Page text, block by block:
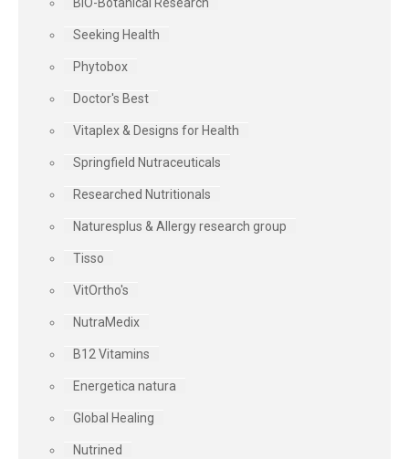
Seeking Health
Phytobox
Doctor's Best
Vitaplex & Designs for Health
Springfield Nutraceuticals
Researched Nutritionals
Naturesplus & Allergy research group
Tisso
VitOrtho's
NutraMedix
B12 Vitamins
Energetica natura
Global Healing
Nutrined